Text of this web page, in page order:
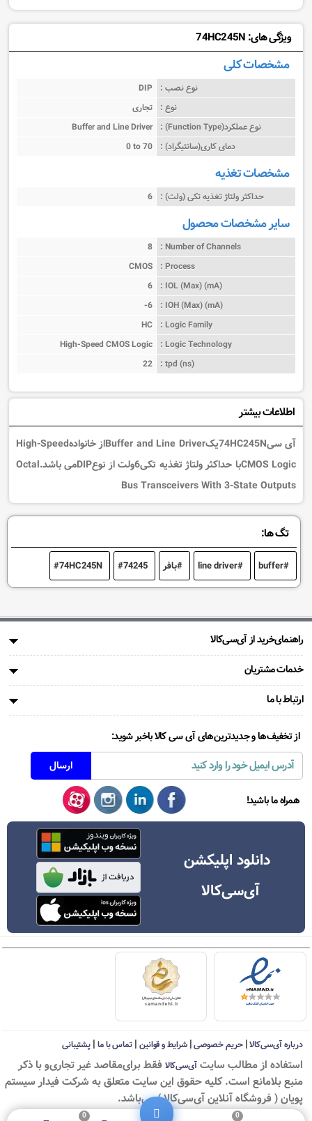
ویژگی های: 74HC245N
مشخصات کلی
نوع نصب : DIP
نوع : تجاری
نوع عملکرد(Function Type) :
Buffer and Line Driver
دمای کاری(سانتیگراد) : 0 to 70
مشخصات تغذیه
حداکثر ولتاژ تغذیه تکی (ولت) : 6
سایر مشخصات محصول
Number of Channels :
8
Process :
CMOS
IOL (Max) (mA) :
6
IOH (Max) (mA) :
-6
Logic Family :
HC
Logic Technology :
High-Speed CMOS Logic
tpd (ns) :
22
اطلاعات بیشتر
آی سی74HC245NیکBuffer and Line Driverاز خانوادهHigh-Speed
CMOS Logicبا حداکثر ولتاژ تغذیه تکی6ولت از نوعDIPمی باشد.Octal
Bus Transceivers With 3-State Outputs
تگ ها:
buffer
line driver بافر 74245
74HC245N
راهنمای‌خرید از آی‌سی‌کالا
خدمات مشتریان
ارتباط با ما
از تخفیف‌ها و جدیدترین‌های آی سی کالا باخبر شوید:
همراه ما باشید!
دانلود اپلیکشن
آی‌سی‌کالا
درباره آی‌سی‌کالا|حریم خصوصی|شرایط و قوانین | تماس با ما| پشتیبانی
استفاده از مطالب سايت آی‌سی‌کالا فقط برای‌مقاصد غیر تجاری‌و با ذکر
منبع بلامانع است. کليه حقوق اين سايت متعلق به شرکت فیدار سیستم
پویان ( فروشگاه آنلاین آی‌سی‌کالا ) می‌باشد.
0
0